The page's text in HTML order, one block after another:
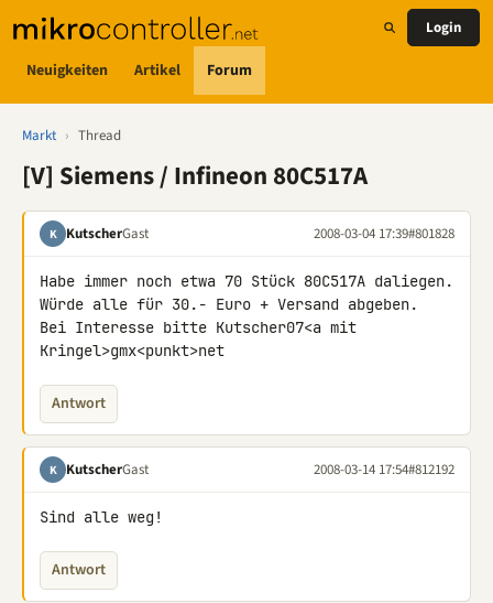
Neuigkeiten Artikel Forum
Login
Markt › Thread
[V] Siemens / Infineon 80C517A
K KutscherGast 2008-03-04 17:39#801828
Habe immer noch etwa 70 Stück 80C517A daliegen.
Würde alle für 30.- Euro + Versand abgeben.
Bei Interesse bitte Kutscher07<a mit
Kringel>gmx<punkt>net
Antwort
K KutscherGast 2008-03-14 17:54#812192
Sind alle weg!
Antwort